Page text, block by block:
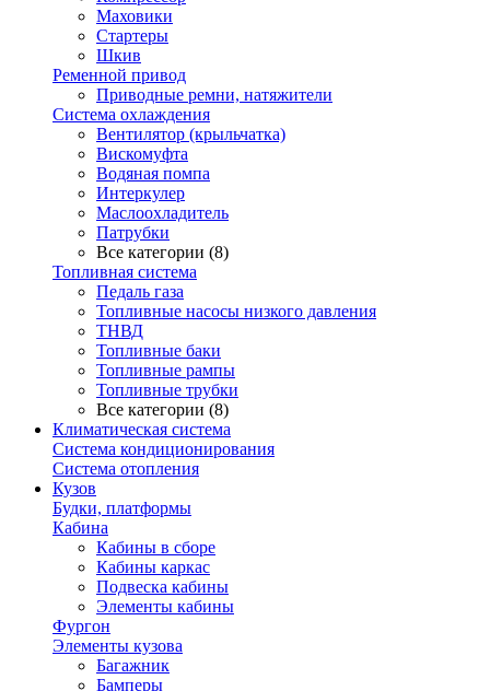
Маховики
Стартеры
Шкив
Ременной привод
Приводные ремни, натяжители
Система охлаждения
Вентилятор (крыльчатка)
Вискомуфта
Водяная помпа
Интеркулер
Маслоохладитель
Патрубки
Все категории (8)
Топливная система
Педаль газа
Топливные насосы низкого давления
ТНВД
Топливные баки
Топливные рампы
Топливные трубки
Все категории (8)
Климатическая система
Система кондиционирования
Система отопления
Кузов
Будки, платформы
Кабина
Кабины в сборе
Кабины каркас
Подвеска кабины
Элементы кабины
Фургон
Элементы кузова
Багажник
Бамперы